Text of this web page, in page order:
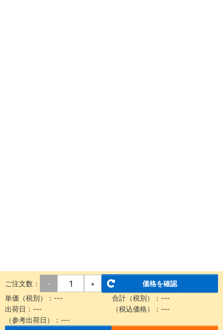
ご注文数： - +
価格を確認
単価（税別）： --- 合計（税別）： ---
出荷日： --- （税込価格）： ---
（参考出荷日）： ---